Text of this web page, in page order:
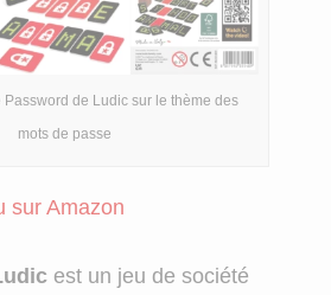
Password de Ludic sur le thème des
mots de passe
sur Amazon
est un jeu de société